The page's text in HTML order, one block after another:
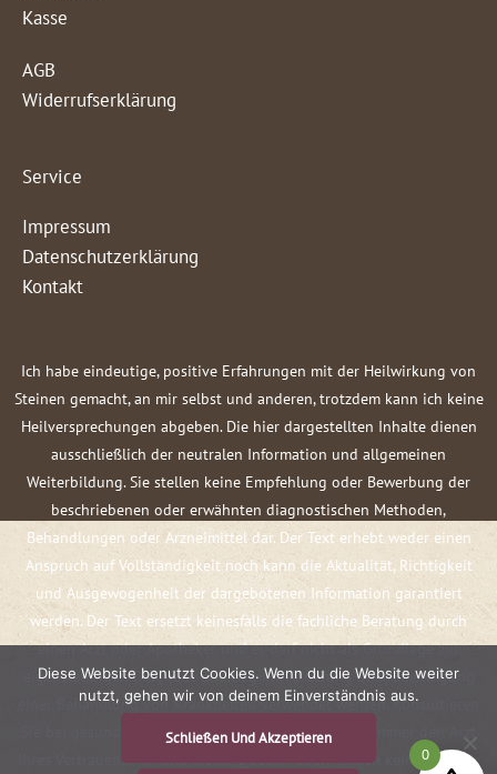
Kasse
AGB
Widerrufserklärung
Service
Impressum
Datenschutzerklärung
Kontakt
Ich habe eindeutige, positive Erfahrungen mit der Heilwirkung von
Steinen gemacht, an mir selbst und anderen, trotzdem kann ich keine
Heilversprechungen abgeben. Die hier dargestellten Inhalte dienen
ausschließlich der neutralen Information und allgemeinen
Weiterbildung. Sie stellen keine Empfehlung oder Bewerbung der
beschriebenen oder erwähnten diagnostischen Methoden,
Behandlungen oder Arzneimittel dar. Der Text erhebt weder einen
Anspruch auf Vollständigkeit noch kann die Aktualität, Richtigkeit
und Ausgewogenheit der dargebotenen Information garantiert
werden. Der Text ersetzt keinesfalls die fachliche Beratung durch
einen Arzt oder Apotheker und er darf nicht als Grundlage zur
eigenständigen Diagnose und Beginn, Änderung oder Beendigung
einer Behandlung von Krankheiten verwendet werden. Konsultieren
Sie bei gesundheitlichen Fragen oder Beschwerden immer den Arzt
Ihres Vertrauens! Ich und meine Quellen übernehmen keine Haftung
0
Diese Website benutzt Cookies. Wenn du die Website weiter
nutzt, gehen wir von deinem Einverständnis aus.
Schließen Und Akzeptieren